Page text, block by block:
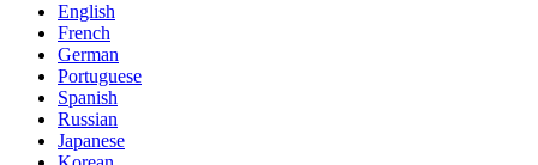
English
French
German
Portuguese
Spanish
Russian
Japanese